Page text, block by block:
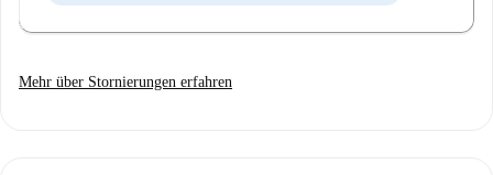
Mehr über Stornierungen erfahren